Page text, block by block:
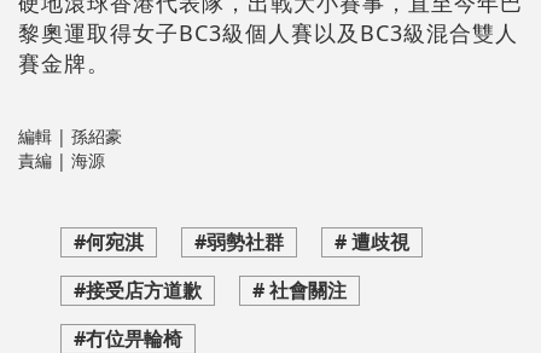
黎奧運取得女子BC3級個人賽以及BC3級混合雙人
賽金牌。
編輯 | 孫紹豪
責編 | 海源
#何宛淇 #弱勢社群
# 遭歧視
#接受店方道歉
# 社會關注
#冇位畀輪椅